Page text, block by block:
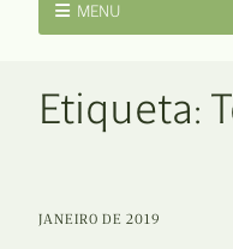
MENU
Etiqueta:
JANEIRO DE 2019